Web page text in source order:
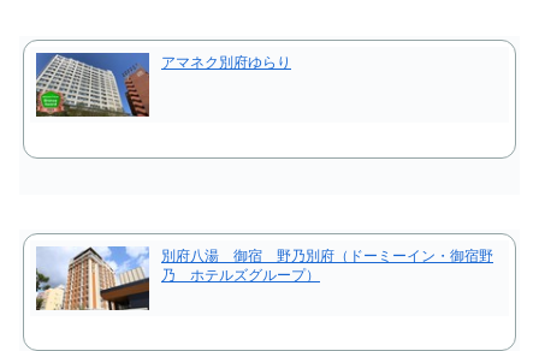
アマネク別府ゆらり
別府八湯 御宿 野乃別府（ドーミーイン・御宿野
乃 ホテルズグループ）